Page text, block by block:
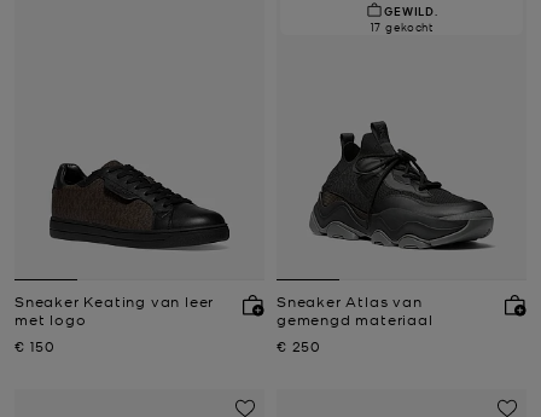
Sneaker Keating van leer
met logo
Nu
€ 150
GEWILD.
17 gekocht
Sneaker Atlas van
gemengd materiaal
Nu
€ 250